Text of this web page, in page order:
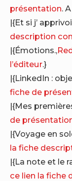
présentation.
|{Et si j’
description
|{Émotions.,
l’éditeur.}
|{LinkedIn :
fiche de
|{Mes
de
|{Voyage en
la fiche
|{La note et le
ce lien la fiche